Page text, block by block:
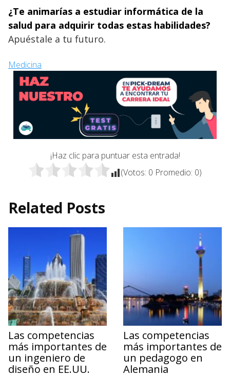
¿Te animarías a estudiar informática de la
salud para adquirir todas estas habilidades?
Apuéstale a tu futuro.
Medicina
¡Haz clic para puntuar esta entrada!
(Votos: 0 Promedio: 0)
Related Posts
Las competencias
más importantes de
un ingeniero de
diseño en EE.UU.
Las competencias
más importantes de
un pedagogo en
Alemania